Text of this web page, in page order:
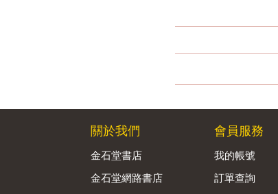
關於我們
金石堂書店
金石堂網路書店
會員服務
我的帳號
訂單查詢